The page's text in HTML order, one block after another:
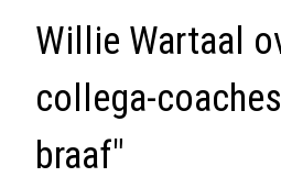
Willie Wartaal
collega-
braaf"